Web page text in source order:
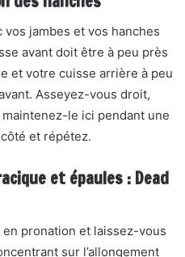
jambes et vos hanches
avant doit être à peu près
et votre cuisse arrière à peu
Asseyez-vous droit,
le ici pendant une
et répétez.
et épaules : Dead
pronation et laissez-vous
sur l’allongement